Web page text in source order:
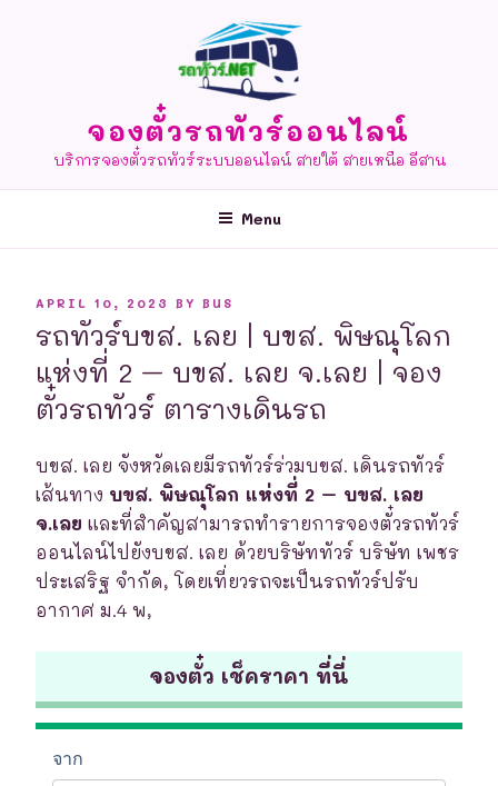
จองตั๋วรถทัวร์ออนไลน์
บริการจองตั๋วรถทัวร์ระบบออนไลน์ สายใต้ สายเหนือ อีสาน
Menu
POSTED
APRIL 10, 2023 BY BUS
รถทัวร์บขส. เลย | บขส. พิษณุโลก
แห่งที่ 2 – บขส. เลย จ.เลย | จอง
ตั๋วรถทัวร์ ตารางเดินรถ
บขส. เลย จังหวัดเลยมีรถทัวร์ร่วมบขส. เดินรถทัวร์
เส้นทาง บขส. พิษณุโลก แห่งที่ 2 – บขส. เลย
จ.เลย และที่สำคัญสามารถทำรายการจองตั๋วรถทัวร์
ออนไลน์ไปยังบขส. เลย ด้วยบริษัททัวร์ บริษัท เพชร
ประเสริฐ จำกัด, โดยเที่ยวรถจะเป็นรถทัวร์ปรับ
อากาศ ม.4 พ,
จองตั๋ว เช็คราคา ที่นี่